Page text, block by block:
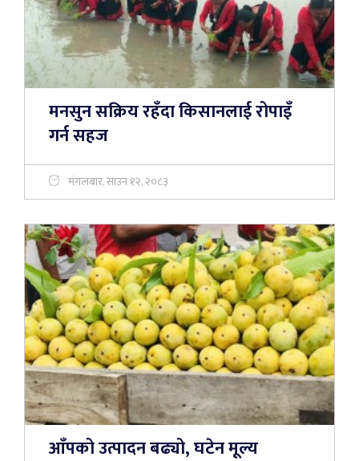
मनसुन सक्रिय रहँदा किसानलाई रोपाइँ
गर्न सहज
मंगलबार, साउन १२, २०८३
आँपको उत्पादन बढ्यो, घटेन मूल्य